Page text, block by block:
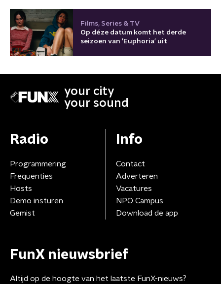
Films, Series & TV
Op déze datum komt het derde
seizoen van 'Euphoria' uit
your city
your sound
Radio
Programmering
Frequenties
Hosts
Demo insturen
Gemist
Info
Contact
Adverteren
Vacatures
NPO Campus
Download de app
FunX nieuwsbrief
Altijd op de hoogte van het laatste FunX-nieuws?